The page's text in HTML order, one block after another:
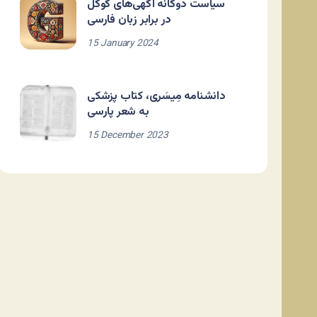
سیاست دوگانه آگهی‌های گوگل
در برابر زبان فارسی
15 January 2024
دانشنامه مِیسَری، کتاب پزشکی
به شعر پارسی
15 December 2023